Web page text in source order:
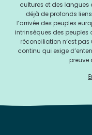
cultures et des langues
déjà de profonds
l’arrivée des peuples
intrinsèques des
réconciliation n’est
continu qui exige
preuve